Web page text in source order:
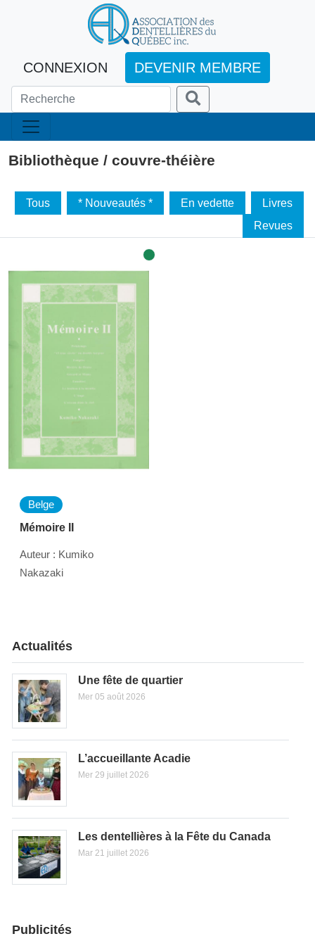
CONNEXION DEVENIR MEMBRE
Bibliothèque / couvre-théière
Tous * Nouveautés * En vedette
Livres
Revues
Belge
Mémoire II
Auteur : Kumiko
Nakazaki
Actualités
Une fête de quartier
Mer 05 août 2026
L’accueillante Acadie
Mer 29 juillet 2026
Les dentellières à la Fête du Canada
Mar 21 juillet 2026
Publicités